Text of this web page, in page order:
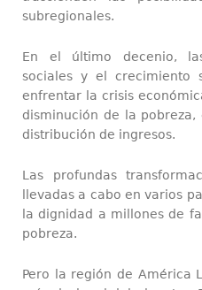
subregionales.
En el último decenio,
sociales y el crecimiento
enfrentar la crisis
disminución de la pobreza,
distribución de ingresos.
Las profundas
llevadas a cabo en varios
la dignidad a millones de
pobreza.
Pero la región de América